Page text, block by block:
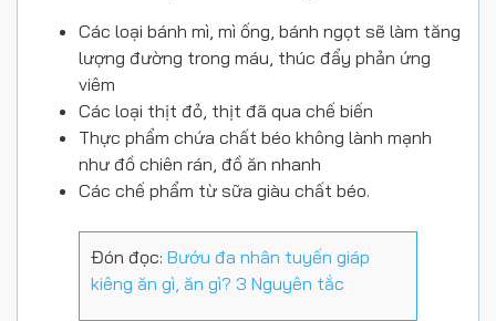
Các loại bánh mì, mì ống, bánh ngọt sẽ làm tăng
lượng đường trong máu, thúc đẩy phản ứng
viêm
Các loại thịt đỏ, thịt đã qua chế biến
Thực phẩm chứa chất béo không lành mạnh
như đồ chiên rán, đồ ăn nhanh
Các chế phẩm từ sữa giàu chất béo.
Đón đọc: Bướu đa nhân tuyến giáp
kiêng ăn gì, ăn gì? 3 Nguyên tắc